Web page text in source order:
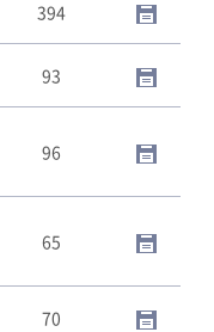
394
93
96
65
70